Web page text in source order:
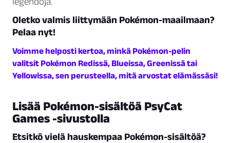
Oletko valmis liittymään Pokémon-maailmaan?
Pelaa nyt!
Voimme helposti kertoa, minkä Pokémon-pelin
valitsit Pokémon Redissä, Blueissa, Greenissä tai
Yellowissa, sen perusteella, mitä arvostat elämässäsi!
Lisää Pokémon-sisältöä PsyCat
Games -sivustolla
Etsitkö vielä hauskempaa Pokémon-sisältöä?